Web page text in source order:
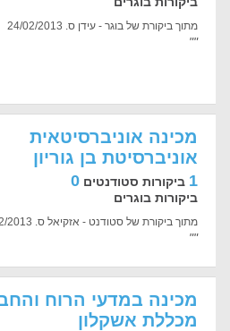
מתוך ביקורת של בוגר - עידן ס. 24/02/2013
""
מכינה אוניברסיטאית
אוניברסיטת בן גוריון
1 ביקורות סטודנטים 0
ביקורות בוגרים
מתוך ביקורת של סטודנט - אזקיאל ס. 25/02/2013
""
מכינה במדעי הרוח
מכללת אשקלון